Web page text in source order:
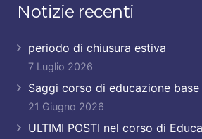
Notizie recenti
periodo di chiusura estiva
7 Luglio 2026
Saggi corso di educazione
21 Giugno 2026
ULTIMI POSTI nel corso di